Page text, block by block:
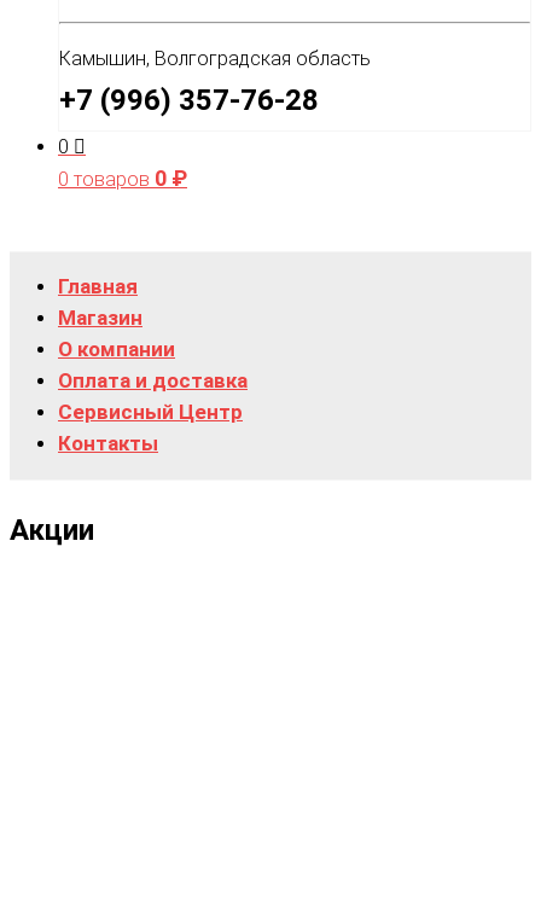
Камышин, Волгоградская область
+7 (996) 357-76-28
0
0 товаров 0 ₽
Главная
Магазин
О компании
Оплата и доставка
Сервисный Центр
Контакты
Акции